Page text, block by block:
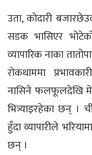
उता, कोदारी
सडक भासिएर
व्यापारिक नाका
रोकथाममा
नासिने फलफूलदेखि
भित्र्याइरहेका छन् ।
हुँदा व्यापारीले
छन् ।